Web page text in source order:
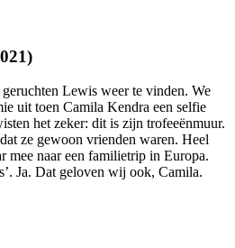
Lewis weer te vinden. We
uit toen Camila Kendra een selfie
het zeker: dit is zijn trofeeënmuur.
ze gewoon vrienden waren. Heel
mee naar een familietrip in Europa.
Ja. Dat geloven wij ook, Camila.